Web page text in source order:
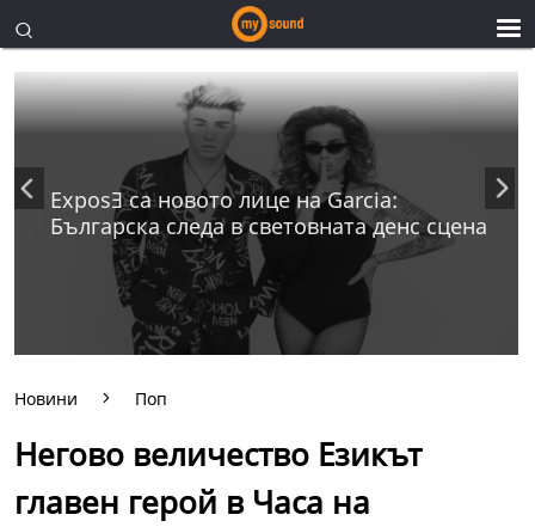
ExposƎ са новото лице на Garcia:
Българска следа в световната денс сцена
Новини Поп
Негово величество Езикът
главен герой в Часа на